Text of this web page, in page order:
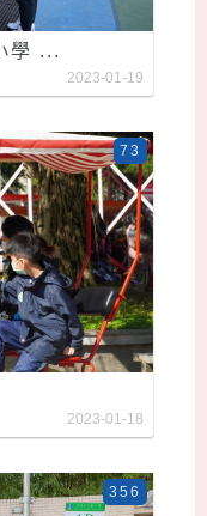
學 ...
2023-01-19
73
2023-01-18
356